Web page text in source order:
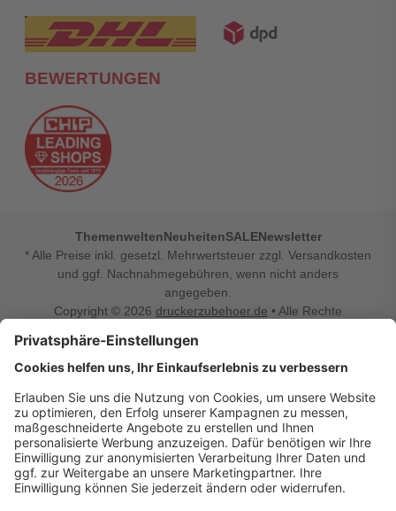
BEWERTUNGEN
ThemenweltenNeuheitenSALENewsletter
* Alle Preise inkl. gesetzl. Mehrwertsteuer zzgl. Versandkosten
und ggf. Nachnahmegebühren, wenn nicht anders
angegeben.
Copyright © 2026 druckerzubehoer.de • Alle Rechte
Vertrag widerrufen
Druckerzubehoer.de – preiswerte Qualität für Ihr Office
Sie sind auf der Suche nach dem passenden Druckerzubehör
oder Zubehör für das Büro, den Computer oder Ihr
Smartphone? Dann sind Sie bei Druckerzubehoer.de genau
richtig! Unser breites Sortiment bietet unter anderem Tinte
und Toner für alle gängigen Druckermodelle – großer sowie
kleiner Hersteller. Zugleich sind wir Ihr Online Fachhandel für